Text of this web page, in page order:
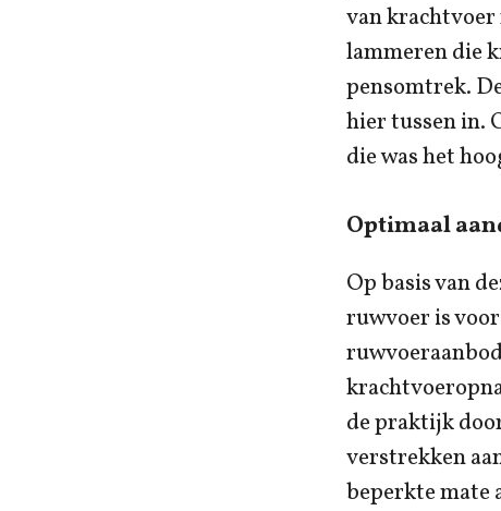
van
lammeren die
pensomtrek.
hier tussen in.
die was het
Optimaal
Op basis van
ruwvoer is
de praktijk
verstrekken
beperkte mate